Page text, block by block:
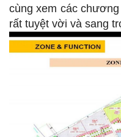
cùng xem các
rất tuyệt vời và sang